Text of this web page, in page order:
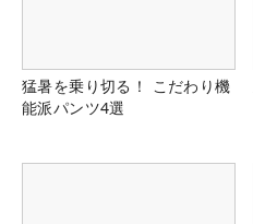
猛暑を乗り切る！ こだわり機
能派パンツ4選